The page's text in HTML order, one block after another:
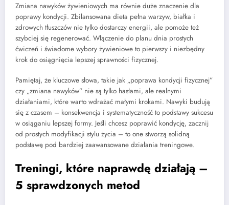
Zmiana nawyków żywieniowych ma równie duże znaczenie dla
poprawy kondycji. Zbilansowana dieta pełna warzyw, białka i
zdrowych tłuszczów nie tylko dostarczy energii, ale pomoże też
szybciej się regenerować. Włączenie do planu dnia prostych
ćwiczeń i świadome wybory żywieniowe to pierwszy i niezbędny
krok do osiągnięcia lepszej sprawności fizycznej.
Pamiętaj, że kluczowe słowa, takie jak „poprawa kondycji fizycznej”
czy „zmiana nawyków” nie są tylko hasłami, ale realnymi
działaniami, które warto wdrażać małymi krokami. Nawyki budują
się z czasem – konsekwencja i systematyczność to podstawy sukcesu
w osiąganiu lepszej formy. Jeśli chcesz poprawić kondycję, zacznij
od prostych modyfikacji stylu życia – to one stworzą solidną
podstawę pod bardziej zaawansowane działania treningowe.
Treningi, które naprawdę działają –
5 sprawdzonych metod